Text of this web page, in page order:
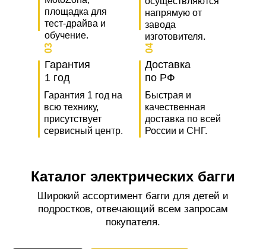
площадка для
тест-драйва и
обучение.
Гарантия
1 год
Гарантия 1 год на
всю технику,
присутствует
сервисный центр.
напрямую от
завода
изготовителя.
Доставка
по РФ
Быстрая и
качественная
доставка по всей
России и СНГ.
03 04
Каталог электрических багги
Широкий ассортимент багги для детей и
подростков, отвечающий всем запросам
покупателя.